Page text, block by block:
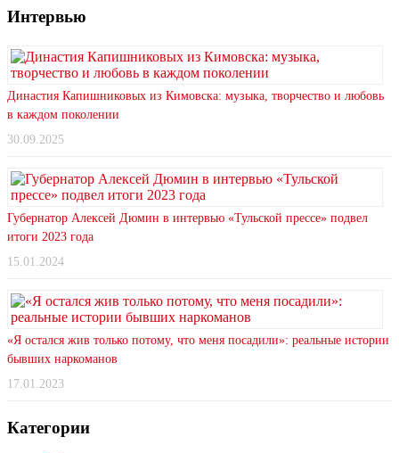
Интервью
Династия Капишниковых из Кимовска: музыка, творчество и любовь
в каждом поколении
30.09.2025
Губернатор Алексей Дюмин в интервью «Тульской прессе» подвел
итоги 2023 года
15.01.2024
«Я остался жив только потому, что меня посадили»: реальные истории
бывших наркоманов
17.01.2023
Категории